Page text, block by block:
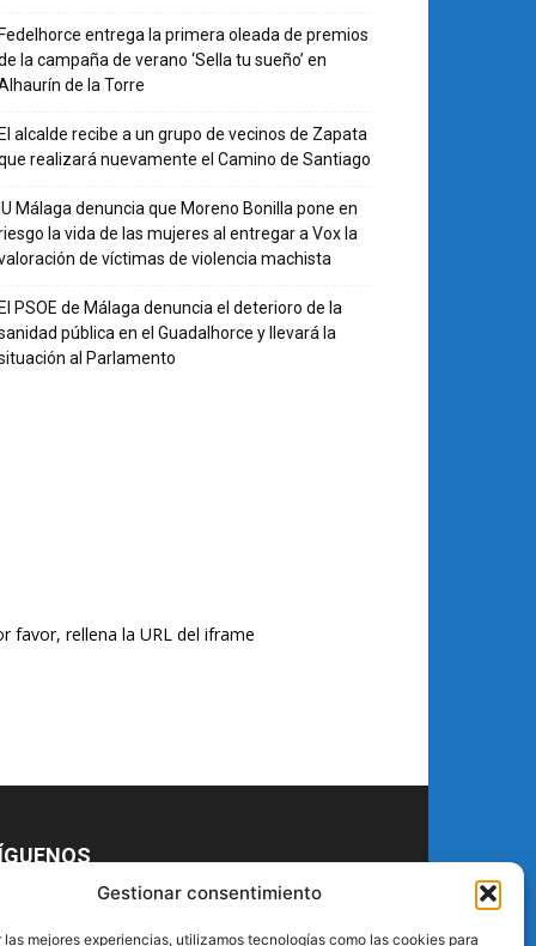
Gestionar consentimiento
las mejores experiencias, utilizamos tecnologías como las cookies para
entrega la primera oleada de premios
la campaña de verano ‘Sella tu sueño’ en
de la Torre
alcalde recibe a un grupo de vecinos de Zapata
realizará nuevamente el Camino de Santiago
Málaga denuncia que Moreno Bonilla pone en
la vida de las mujeres al entregar a Vox la
de víctimas de violencia machista
PSOE de Málaga denuncia el deterioro de la
pública en el Guadalhorce y llevará la
al Parlamento
favor, rellena la URL del iframe